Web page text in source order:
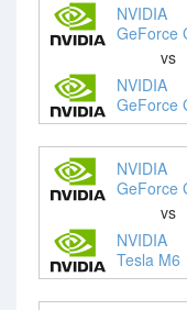
NVIDIA
GeForce
vs
NVIDIA
GeForce
NVIDIA
GeForce
vs
NVIDIA
Tesla M6